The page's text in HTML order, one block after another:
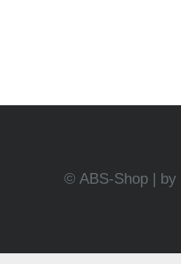
© ABS-Shop | by